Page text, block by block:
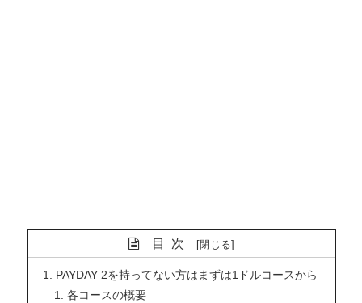
目次
PAYDAY 2を持ってない方はまずは1ドルコースから
各コースの概要